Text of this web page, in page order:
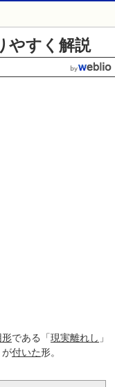
やすく解説
形である「現実離れし 」
が付いた形。